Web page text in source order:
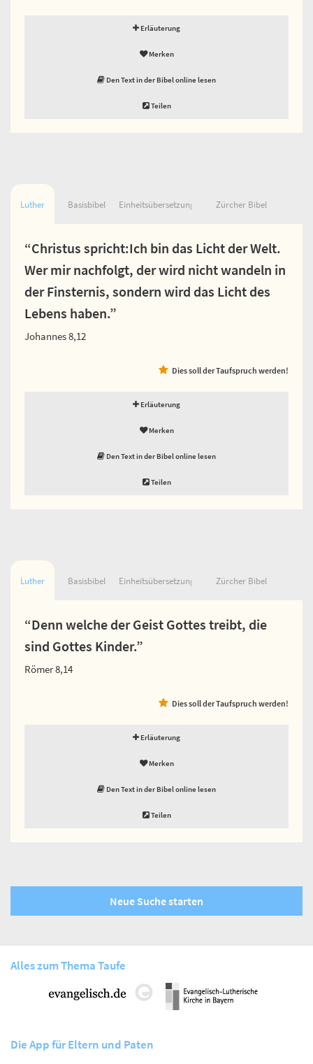
Erläuterung
Merken
Den Text in der Bibel online lesen
Teilen
Luther Basisbibel Einheitsübersetzung Zürcher Bibel
“Christus spricht:Ich bin das Licht der Welt.
Wer mir nachfolgt, der wird nicht wandeln in
der Finsternis, sondern wird das Licht des
Lebens haben.”
Johannes 8,12
Dies soll der Taufspruch werden!
Erläuterung
Merken
Den Text in der Bibel online lesen
Teilen
Luther Basisbibel Einheitsübersetzung Zürcher Bibel
“Denn welche der Geist Gottes treibt, die
sind Gottes Kinder.”
Römer 8,14
Dies soll der Taufspruch werden!
Erläuterung
Merken
Den Text in der Bibel online lesen
Teilen
Neue Suche starten
Alles zum Thema Taufe
Die App für Eltern und Paten